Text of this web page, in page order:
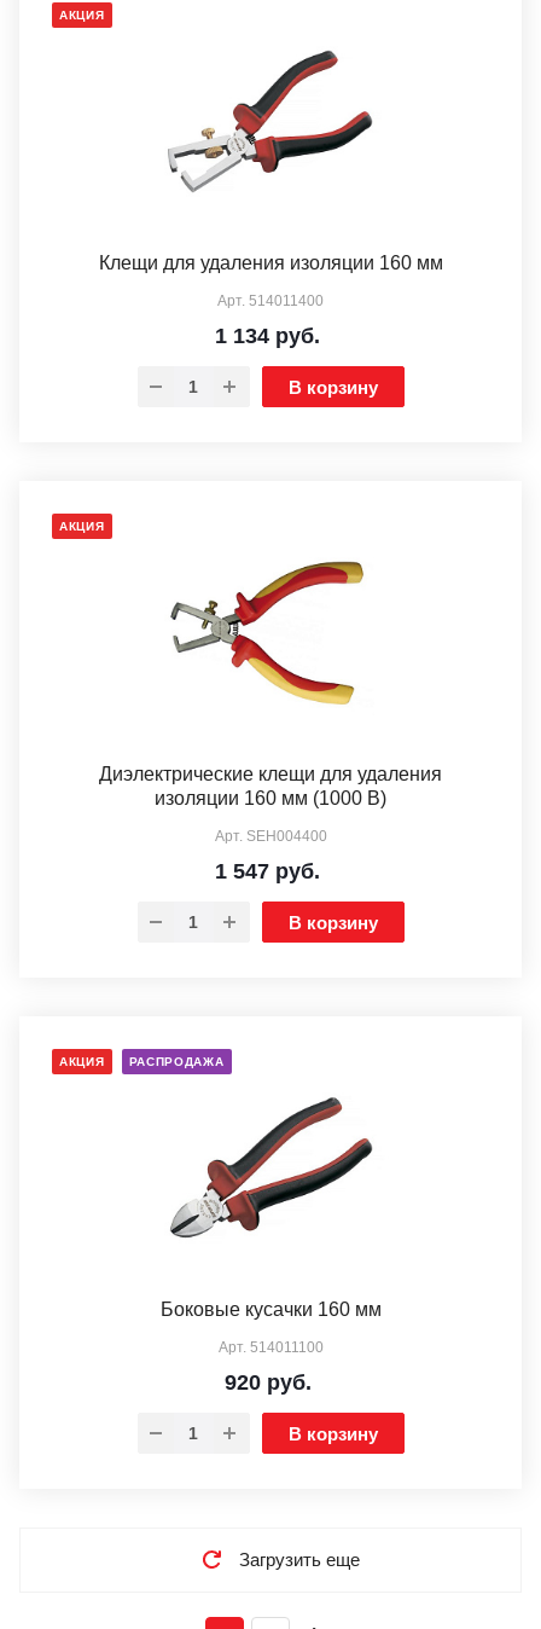
АКЦИЯ
Клещи для удаления изоляции 160 мм
Арт. 514011400
1 134 руб.
В корзину
АКЦИЯ
Диэлектрические клещи для удаления
изоляции 160 мм (1000 В)
Арт. SEH004400
1 547 руб.
В корзину
АКЦИЯ РАСПРОДАЖА
Боковые кусачки 160 мм
Арт. 514011100
920 руб.
В корзину
Загрузить еще